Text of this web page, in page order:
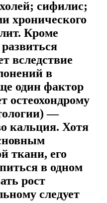
сифилис;
хронического
Кроме
вследствие
в
один фактор
остеохондрому
—
кальция. Хотя
ткани, его
в одном
рост
следует